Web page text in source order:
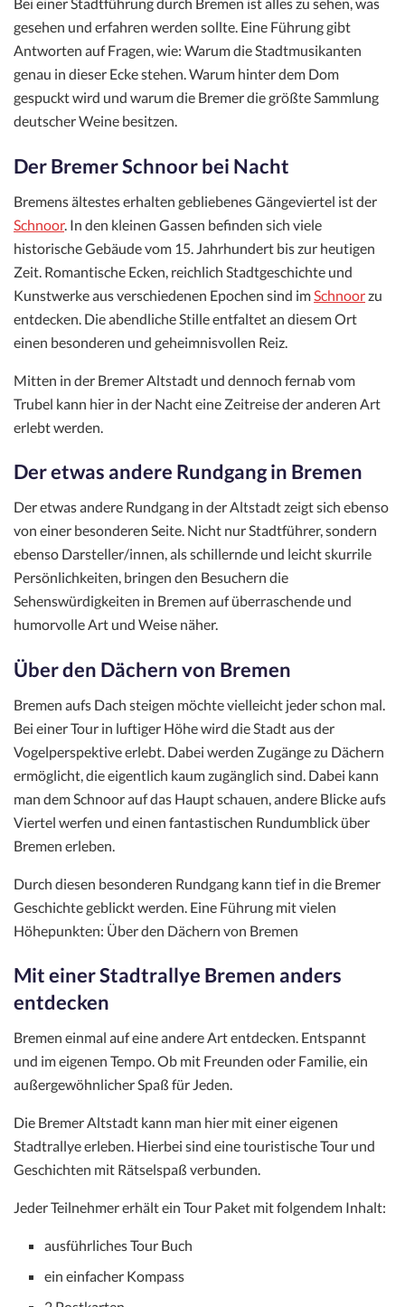
Bei einer Stadtführung durch Bremen ist alles zu sehen, was
gesehen und erfahren werden sollte. Eine Führung gibt
Antworten auf Fragen, wie: Warum die Stadtmusikanten
genau in dieser Ecke stehen. Warum hinter dem Dom
gespuckt wird und warum die Bremer die größte Sammlung
deutscher Weine besitzen.
Der Bremer Schnoor bei Nacht
Bremens ältestes erhalten gebliebenes Gängeviertel ist der
Schnoor. In den kleinen Gassen befinden sich viele
historische Gebäude vom 15. Jahrhundert bis zur heutigen
Zeit. Romantische Ecken, reichlich Stadtgeschichte und
Kunstwerke aus verschiedenen Epochen sind im Schnoorzu
entdecken. Die abendliche Stille entfaltet an diesem Ort
einen besonderen und geheimnisvollen Reiz.
Mitten in der Bremer Altstadt und dennoch fernab vom
Trubel kann hier in der Nacht eine Zeitreise der anderen Art
erlebt werden.
Der etwas andere Rundgang in Bremen
Der etwas andere Rundgang in der Altstadt zeigt sich ebenso
von einer besonderen Seite. Nicht nur Stadtführer, sondern
ebenso Darsteller/innen, als schillernde und leicht skurrile
Persönlichkeiten, bringen den Besuchern die
Sehenswürdigkeiten in Bremen auf überraschende und
humorvolle Art und Weise näher.
Über den Dächern von Bremen
Bremen aufs Dach steigen möchte vielleicht jeder schon mal.
Bei einer Tour in luftiger Höhe wird die Stadt aus der
Vogelperspektive erlebt. Dabei werden Zugänge zu Dächern
ermöglicht, die eigentlich kaum zugänglich sind. Dabei kann
man dem Schnoor auf das Haupt schauen, andere Blicke aufs
Viertel werfen und einen fantastischen Rundumblick über
Bremen erleben.
Durch diesen besonderen Rundgang kann tief in die Bremer
Geschichte geblickt werden. Eine Führung mit vielen
Höhepunkten: Über den Dächern von Bremen
Mit einer Stadtrallye Bremen anders
entdecken
Bremen einmal auf eine andere Art entdecken. Entspannt
und im eigenen Tempo. Ob mit Freunden oder Familie, ein
außergewöhnlicher Spaß für Jeden.
Die Bremer Altstadt kann man hier mit einer eigenen
Stadtrallye erleben. Hierbei sind eine touristische Tour und
Geschichten mit Rätselspaß verbunden.
Jeder Teilnehmer erhält ein Tour Paket mit folgendem Inhalt:
ausführliches Tour Buch
ein einfacher Kompass